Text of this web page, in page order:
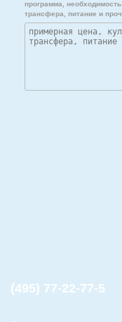
программа, необходимость
трансфера, питание и проч.
(495) 77-22-77-5